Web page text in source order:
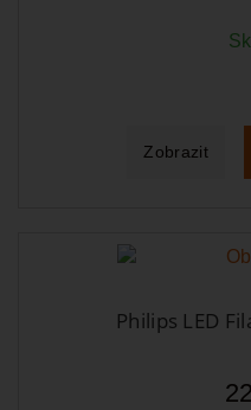
Zobrazit
Philips LED